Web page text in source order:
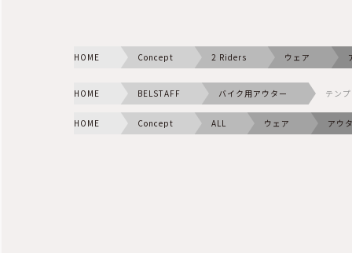
HOME Concept 2 Riders ウェア
HOME BELSTAFF バイク用アウター テン
HOME Concept ALL ウェア アウ